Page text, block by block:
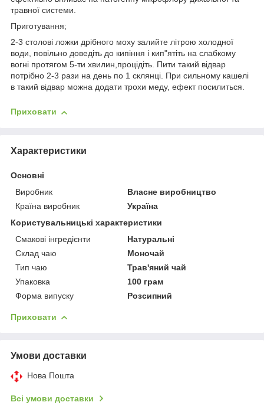
травної системи.
Приготування;
2-3 столові ложки дрібного моху залийте літрою холодної
води, повільно доведіть до кипіння і кип"ятіть на слабкому
вогні протягом 5-ти хвилин,процідіть. Пити такий відвар
потрібно 2-3 рази на день по 1 склянці. При сильному кашелі
в такий відвар можна додати трохи меду, ефект посилиться.
Приховати
Характеристики
Основні
Виробник
Власне виробництво
Країна виробник
Україна
Користувальницькі характеристики
Смакові інгредієнти
Натуральні
Склад чаю
Моночай
Тип чаю
Трав'яний чай
Упаковка
100 грам
Форма випуску
Розсипний
Приховати
Умови доставки
Нова Пошта
Всі умови доставки